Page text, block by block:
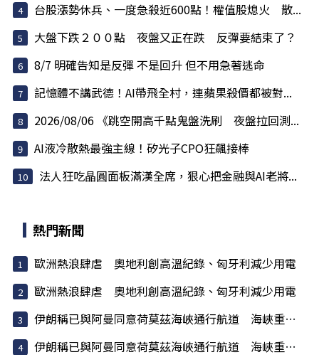
台股漲勢休兵、一度急殺近600點！權值股熄火 散...
大盤下跌２００點 夜盤又正在跌 反彈要結束了？
8/7 明確告知是反彈 不是回升 但不用急著逃命
記憶體不講武德！AI帶飛全村，連蘋果殺價都被對...
2026/08/06 《跳空開高千點鬼盤洗刷 夜盤拉回測...
AI液冷散熱最強主線！矽光子CPO狂飆接棒
法人狂吃晶圓面板滿漢全席，狠心把金融與AI老將...
熱門新聞
歐洲熱浪肆虐 奧地利創高溫紀錄、匈牙利減少用電
歐洲熱浪肆虐 奧地利創高溫紀錄、匈牙利減少用電
伊朗稱已與阿曼同意荷莫茲海峽通行航道 海峽重開與否取...
伊朗稱已與阿曼同意荷莫茲海峽通行航道 海峽重開與否取...